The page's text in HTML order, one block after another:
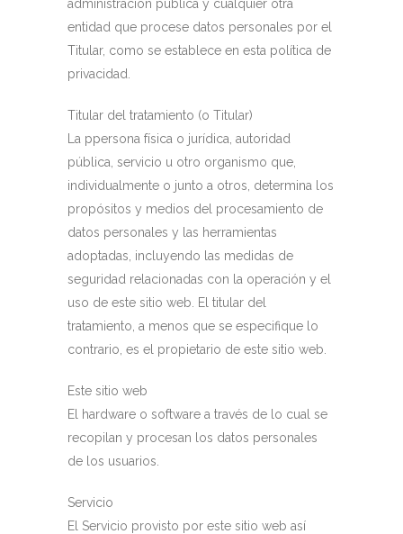
administración pública y cualquier otra
entidad que procese datos personales por el
Titular, como se establece en esta política de
privacidad.
Titular del tratamiento (o Titular)
La ppersona física o jurídica, autoridad
pública, servicio u otro organismo que,
individualmente o junto a otros, determina los
propósitos y medios del procesamiento de
datos personales y las herramientas
adoptadas, incluyendo las medidas de
seguridad relacionadas con la operación y el
uso de este sitio web. El titular del
tratamiento, a menos que se especifique lo
contrario, es el propietario de este sitio web.
Este sitio web
El hardware o software a través de lo cual se
recopilan y procesan los datos personales
de los usuarios.
Servicio
El Servicio provisto por este sitio web así